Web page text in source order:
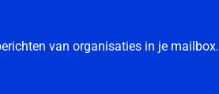
van organisaties in je mailbox.